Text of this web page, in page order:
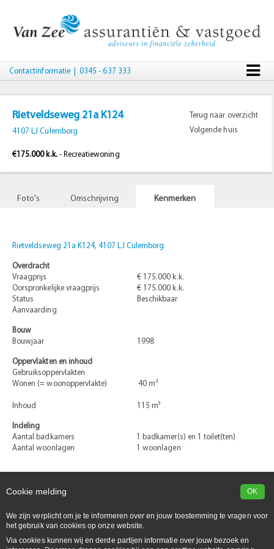
Contactinformatie| 0345 - 637 333
Rietveldseweg 21a K124
4107 LJ Culemborg
€175.000 k.k.- Recreatiewoning
Terug naar overzicht
Volgende huis
Foto's Omschrijving Kenmerken
Rietveldseweg 21a K124, 4107 LJ Culemborg
Overdracht
Vraagprijs
€ 175.000 k.k.
Oorspronkelijke vraagprijs
€ 175.000 k.k.
Status
Beschikbaar
Aanvaarding
Bouw
Bouwjaar
1998
Oppervlakten en inhoud
Gebruiksoppervlakten
Wonen (= woonoppervlakte)
40 m²
Inhoud 115 m³
Indeling
Aantal badkamers
1 badkamer(s) en 1 toilet(ten)
Aantal woonlagen
1 woonlagen
OK
Cookie melding
We zijn verplicht om je te informeren over en jouw toestemming te vragen voor
het gebruik van cookies op onze website.
Via cookies kunnen wij en derde partijen informatie over jouw bezoek en